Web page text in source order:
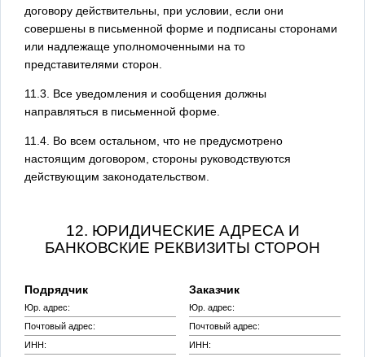
договору действительны, при условии, если они
совершены в письменной форме и подписаны сторонами
или надлежаще уполномоченными на то
представителями сторон.
11.3. Все уведомления и сообщения должны
направляться в письменной форме.
11.4. Во всем остальном, что не предусмотрено
настоящим договором, стороны руководствуются
действующим законодательством.
12. ЮРИДИЧЕСКИЕ АДРЕСА И
БАНКОВСКИЕ РЕКВИЗИТЫ СТОРОН
Подрядчик
Юр. адрес:
Почтовый адрес:
ИНН:
Заказчик
Юр. адрес:
Почтовый адрес:
ИНН: